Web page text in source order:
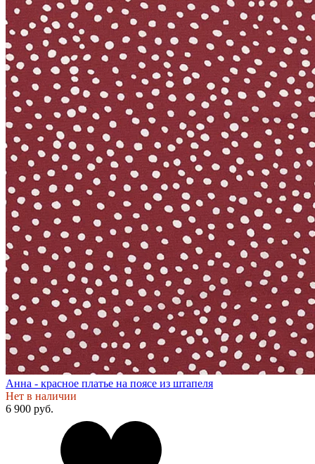
Анна - красное платье на поясе из штапеля
Нет в наличии
6 900 руб.